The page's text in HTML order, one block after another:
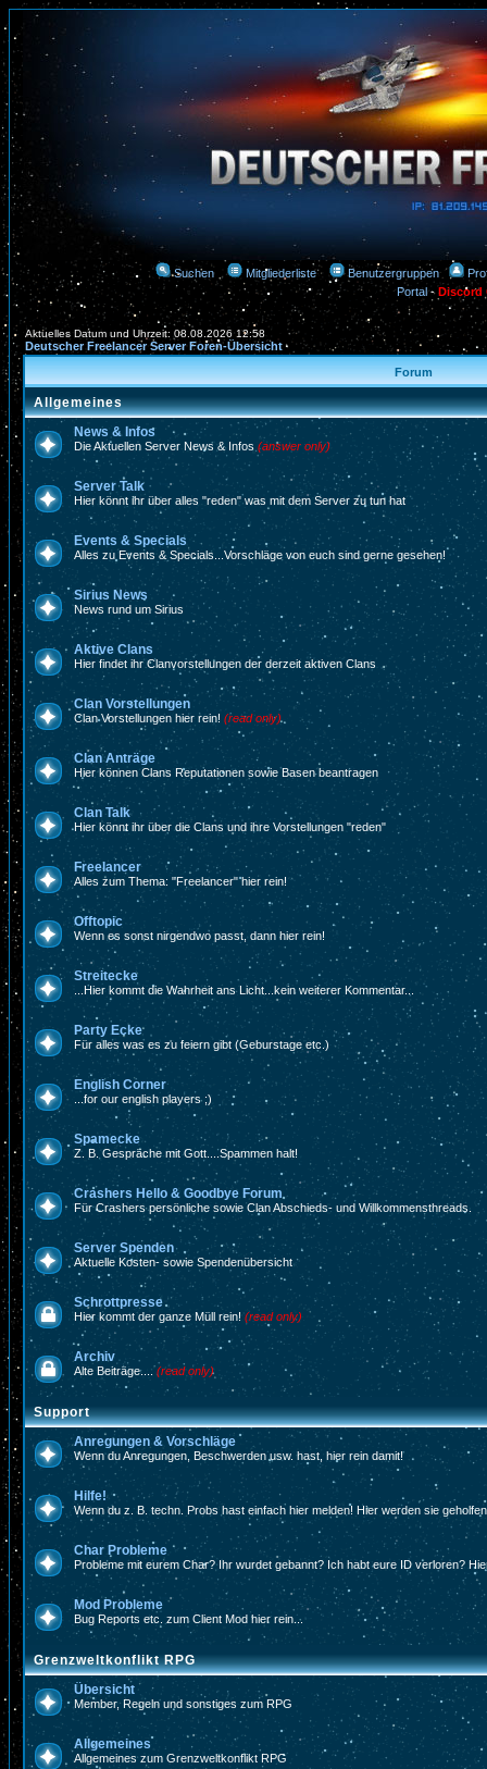
Suchen Mitgliederliste Benutzergruppen
Portal-Discord
Aktuelles Datum und Uhrzeit: 08.08.2026 12:58
Deutscher Freelancer Server Foren-Übersicht
Forum
Allgemeines
News & Infos
Die Aktuellen Server News & Infos (answer only)
Server Talk
Hier könnt ihr über alles "reden" was mit dem Server zu tun hat
Events & Specials
Alles zu Events & Specials...Vorschläge von euch sind gerne gesehen!
Sirius News
News rund um Sirius
Aktive Clans
Hier findet ihr Clanvorstellungen der derzeit aktiven Clans
Clan Vorstellungen
Clan Vorstellungen hier rein! (read only)
Clan Anträge
Hier können Clans Reputationen sowie Basen beantragen
Clan Talk
Hier könnt ihr über die Clans und ihre Vorstellungen "reden"
Freelancer
Alles zum Thema: "Freelancer" hier rein!
Offtopic
Wenn es sonst nirgendwo passt, dann hier rein!
Streitecke
...Hier kommt die Wahrheit ans Licht...kein weiterer Kommentar...
Party Ecke
Für alles was es zu feiern gibt (Geburstage etc.)
English Corner
...for our english players ;)
Spamecke
Z. B. Gespräche mit Gott....Spammen halt!
Crashers Hello & Goodbye Forum
Für Crashers persönliche sowie Clan Abschieds- und Willkommensthreads.
Server Spenden
Aktuelle Kosten- sowie Spendenübersicht
Schrottpresse
Hier kommt der ganze Müll rein! (read only)
Archiv
Alte Beiträge....(read only)
Support
Anregungen & Vorschläge
Wenn du Anregungen, Beschwerden usw. hast, hier rein damit!
Hilfe!
Wenn du z. B. techn. Probs hast einfach hier melden! Hier werden sie
Char Probleme
Probleme mit eurem Char? Ihr wurdet gebannt? Ich habt eure ID verloren?
Mod Probleme
Bug Reports etc. zum Client Mod hier rein...
Grenzweltkonflikt RPG
Übersicht
Member, Regeln und sonstiges zum RPG
Allgemeines
Allgemeines zum Grenzweltkonflikt RPG